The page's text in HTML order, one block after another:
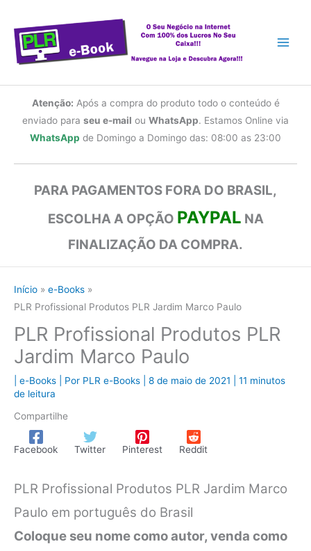
conteúdo
Atenção: Após a compra do produto todo o conteúdo é
enviado para seu e-mail ou WhatsApp. Estamos Online via
WhatsApp de Domingo a Domingo das: 08:00 as 23:00
PARA PAGAMENTOS FORA DO BRASIL,
ESCOLHA A OPÇÃO PAYPAL NA
FINALIZAÇÃO DA COMPRA.
Início
e-Books
PLR Profissional Produtos PLR Jardim Marco Paulo
PLR Profissional Produtos PLR
Jardim Marco Paulo
e-Books | Por PLR e-Books 8 de maio de 2021
11 minutos
de leitura
Compartilhe
Facebook Twitter Pinterest Reddit
PLR Profissional Produtos PLR Jardim Marco
Paulo em português do Brasil
Coloque seu nome como autor, venda como